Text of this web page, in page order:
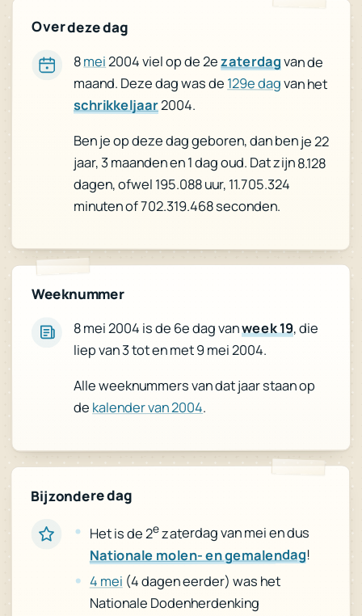
Over deze dag
8mei2004 viel op de 2ezaterdagvan de
maand. Deze dag was de 129e dagvan het
schrikkeljaar2004.
Ben je op deze dag geboren, dan ben je 22
jaar, 3 maanden en 1 dag oud. Dat zijn 8.128
dagen, ofwel 195.088 uur, 11.705.324
minuten of 702.319.468 seconden.
Weeknummer
8 mei 2004 is de 6e dag vanweek 19, die
liep van 3 tot en met 9 mei 2004.
Alle weeknummers van dat jaar staan op
de kalender van 2004.
Bijzondere dag
Het is de 2ezaterdag van mei en dus
Nationale molen- en gemalendag!
4 mei (4 dagen eerder) was het
Nationale Dodenherdenking